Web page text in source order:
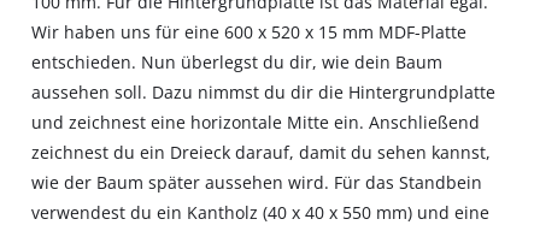
Wir haben uns für eine 600 x 520 x 15 mm MDF-Platte
entschieden. Nun überlegst du dir, wie dein Baum
aussehen soll. Dazu nimmst du dir die Hintergrundplatte
und zeichnest eine horizontale Mitte ein. Anschließend
zeichnest du ein Dreieck darauf, damit du sehen kannst,
wie der Baum später aussehen wird. Für das Standbein
verwendest du ein Kantholz (40 x 40 x 550 mm) und eine